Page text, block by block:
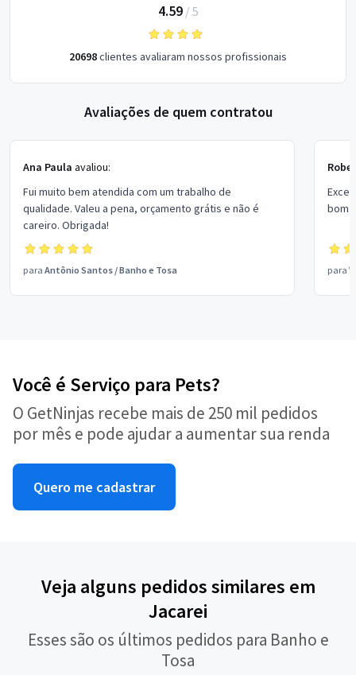
4.59/ 5
20698clientes avaliaram nossos profissionais
Avaliações de quem contratou
Ana Paula avaliou:
Fui muito bem atendida com um trabalho de
qualidade. Valeu a pena, orçamento grátis e não é
careiro. Obrigada!
para Antônio Santos /Banho e Tosa
bom
para
Você é Serviço para Pets?
O GetNinjas recebe mais de 250 mil pedidos
por mês e pode ajudar a aumentar sua renda
Quero me cadastrar
Veja alguns pedidos similares em
Jacarei
Esses são os últimos pedidos para Banho e
Tosa